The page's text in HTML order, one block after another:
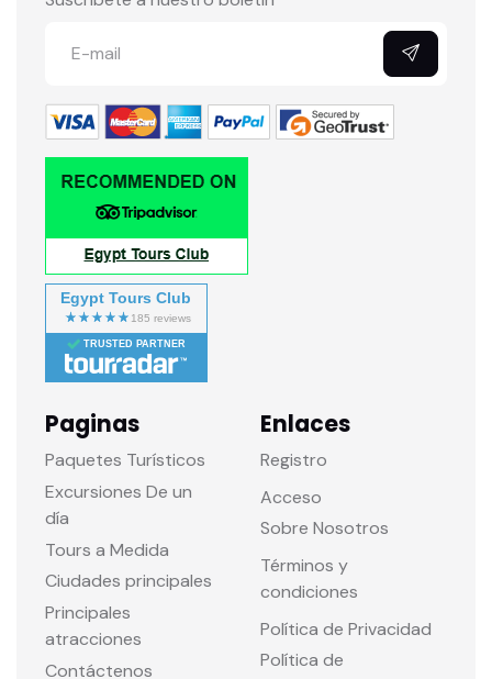
Egypt Tours Club
TRUSTED PARTNER
Paginas
Paquetes Turísticos
Excursiones De un
día
Tours a Medida
Ciudades principales
Principales
atracciones
Contáctenos
Enlaces
Registro
Acceso
Sobre Nosotros
Términos y
condiciones
Política de Privacidad
Política de